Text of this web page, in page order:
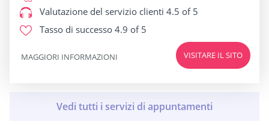
Valutazione del servizio clienti 4.5 of 5
Tasso di successo 4.9 of 5
VISITARE IL SITO
MAGGIORI INFORMAZIONI